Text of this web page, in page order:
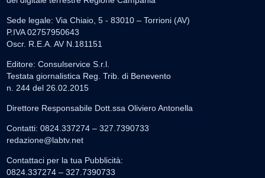
Sede legale: Via Chiaio, 5 - 83010 – Torrioni (AV)
P.IVA 02757950643
Oscr. R.E.A. AV N.181151
Editore: Consulservice S.r.l.
Testata giornalistica Reg. Trib. di Benevento
n. 244 del 26.02.2015
Direttore Responsabile Dott.ssa Oliviero Antonella
Contatti: 0824.337274 – 327.7390733
redazione@labtv.net
Contattaci per la tua Pubblicità:
0824.337274 – 327.7390733